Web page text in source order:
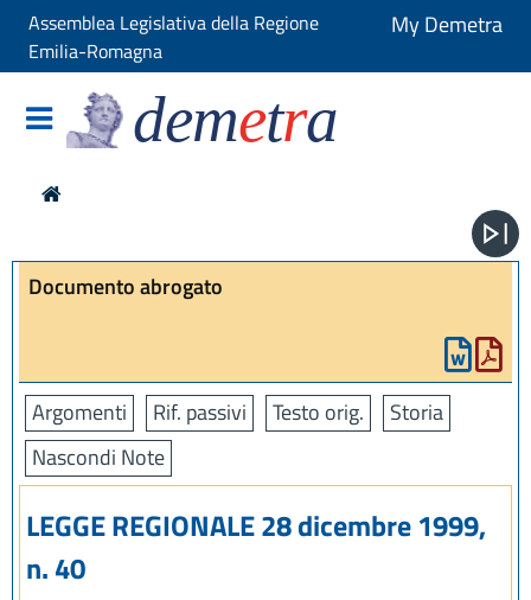
Assemblea Legislativa della Regione
Emilia-Romagna
My Demetra
demetra
Documento abrogato
Argomenti Rif. passivi Testo orig.
Storia
Nascondi Note
LEGGE REGIONALE 28 dicembre 1999,
n. 40